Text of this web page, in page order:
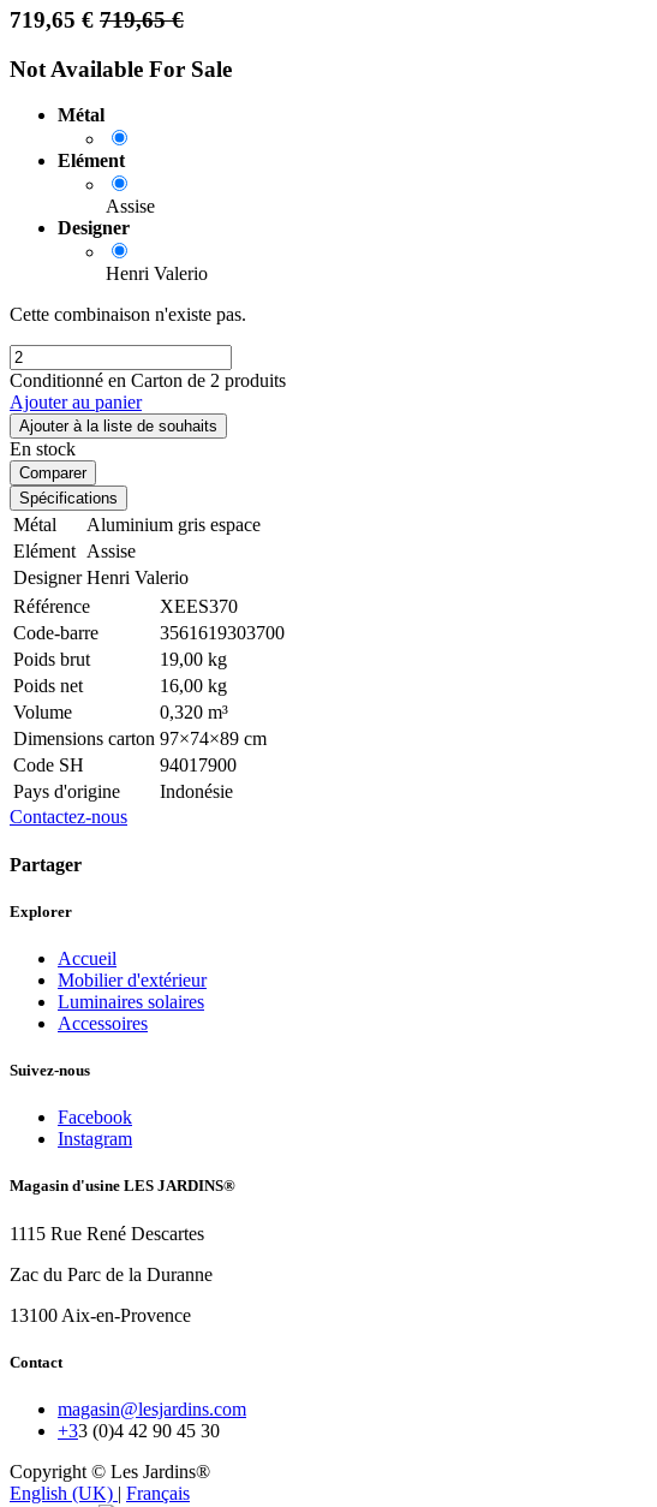
719,65 € 719,65€
Not Available For Sale
Métal
Elément
Assise
Designer
Henri Valerio
Cette combinaison n'existe pas.
Conditionné en Carton de 2 produits
Ajouter au panier
Ajouter à la liste de souhaits
En stock
Comparer
Spécifications
Métal
Aluminium gris espace
Elément Assise
Designer Henri Valerio
Référence
XEES370
Code-barre
3561619303700
Poids brut
19,00 kg
Poids net
16,00 kg
Volume
0,320 m³
Dimensions carton 97×74×89 cm
Code SH
94017900
Pays d'origine
Indonésie
Contactez-nous
Partager
Explorer
Accueil
Mobilier d'extérieur
Luminaires solaires
Accessoires
Suivez-nous
Facebook
Instagram
Magasin d'usine LES JARDINS®
1115 Rue René Descartes
Zac du Parc de la Duranne
13100 Aix-en-Provence
Contact
magasin@lesjardins.com
+33 (0)4 42 90 45 30
Copyright © Les Jardins®
English (UK) | Français